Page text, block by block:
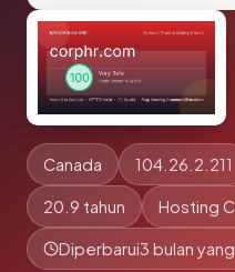
Canada 104.26.2.211
20.9 tahun Hosting
Diperbarui3 bulan